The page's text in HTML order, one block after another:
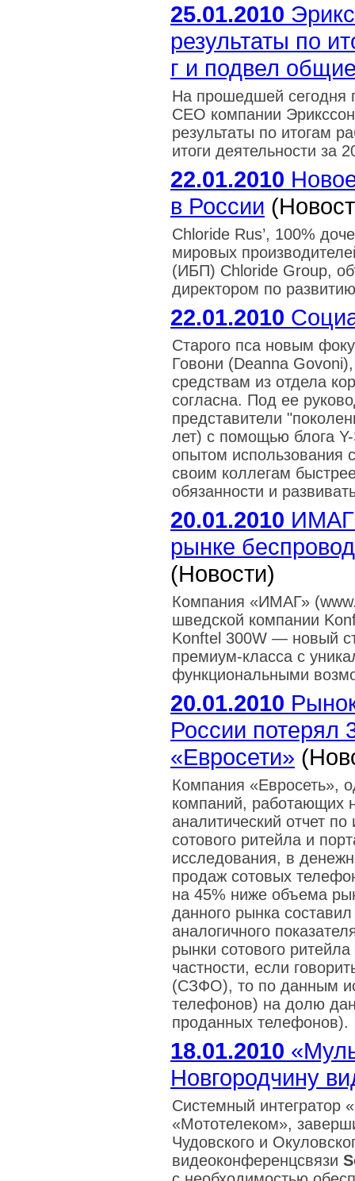
25.01.2010
результаты по
г и подвел
На прошедшей сегодня
CEO компании
результаты по итогам
итоги деятельности за
22.01.2010
в России
Chloride Rus’, 100%
мировых
(ИБП) Chloride Group,
директором по
22.01.2010
Старого пса новым
Говони (Deanna
средствам из отдела
согласна. Под ее
представители
лет) с помощью блога
опытом использования
своим коллегам
обязанности и
20.01.2010 ИМАГ
рынке
(Новости)
Компания «ИМАГ»
шведской компании
Konftel 300W — новый
премиум-класса с
функциональными
20.01.2010
России потерял
«Евросети»
Компания «Евросеть»,
компаний, работающих
аналитический отчет
сотового ритейла и
исследования, в
продаж сотовых
на 45% ниже объема
данного рынка
аналогичного
рынки сотового
частности, если
(СЗФО), то по данным
телефонов) на долю
проданных телефонов).
18.01.2010
Новгородчину
Системный интегратор
«Мототелеком»,
Чудовского и
видеоконференцсвязи